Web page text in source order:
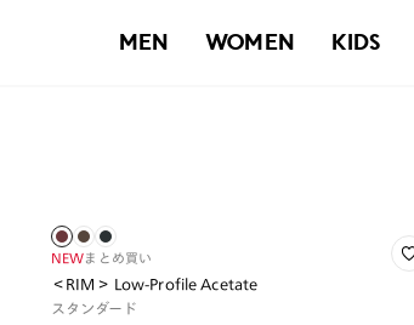
MEN WOMEN KIDS
NEWまとめ買い
＜RIM＞ Low-Profile Acetate
スタンダード